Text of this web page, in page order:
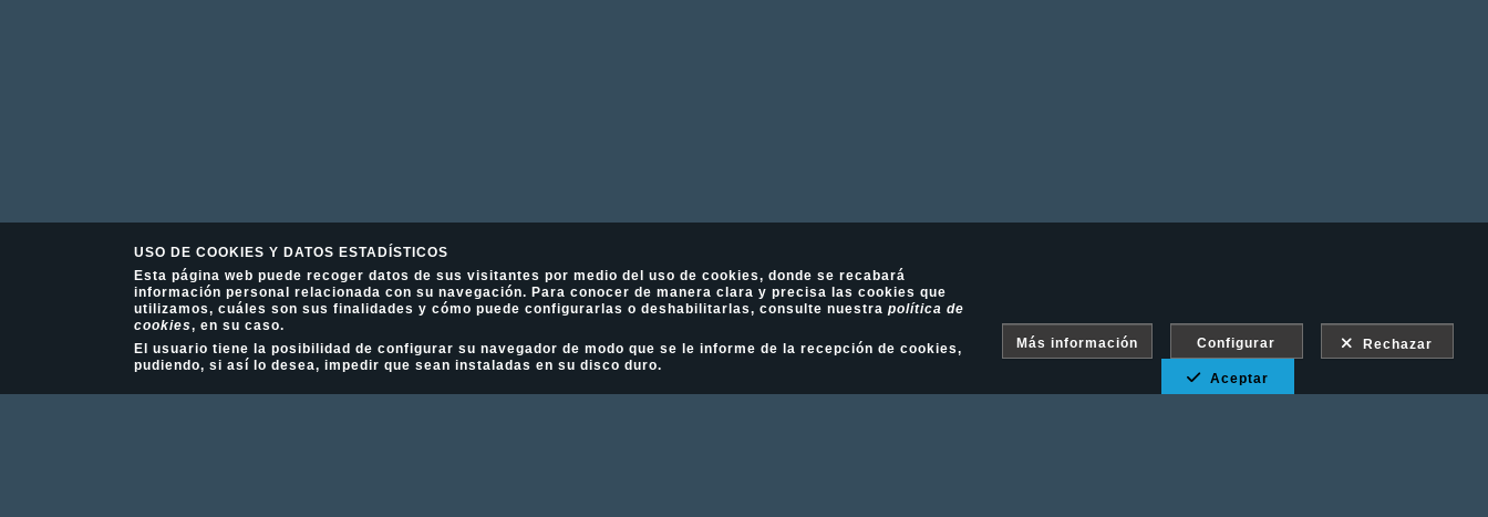
USO DE COOKIES Y DATOS ESTADÍSTICOS
Esta página web puede recoger datos de sus visitantes por medio del uso de cookies, donde se recabará
información personal relacionada con su navegación. Para conocer de manera clara y precisa las cookies que
utilizamos, cuáles son sus finalidades y cómo puede configurarlas o deshabilitarlas, consulte nuestra política de
cookies, en su caso.
El usuario tiene la posibilidad de configurar su navegador de modo que se le informe de la recepción de cookies,
pudiendo, si así lo desea, impedir que sean instaladas en su disco duro.
Más información Configurar Rechazar
Aceptar